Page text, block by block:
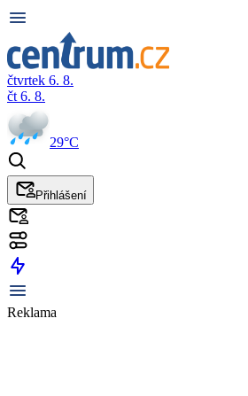
čtvrtek 6. 8.
čt 6. 8.
29°C
Přihlášení
Reklama